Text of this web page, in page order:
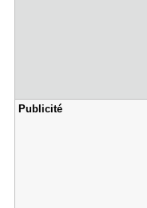
Publicité